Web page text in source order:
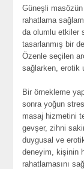
Güneşli
rahatlama
da olumlu etkiler
tasarlanmış bir
Özenle seçilen
sağlarken, erotik
Bir örnekleme
sonra yoğun
masaj hizmetini
gevşer, zihni
duygusal ve
deneyim, kişinin
rahatlamasını